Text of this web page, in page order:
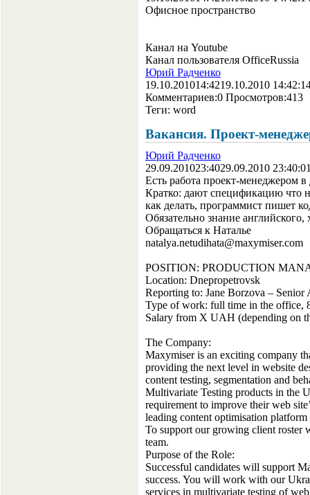
Офисное пространство
Канал на Youtube
Канал пользователя OfficeRussia
Юрий Радченко
19.10.201014:4219.10.2010
Комментариев:0 Просмотров:413
Теги: word
Вакансия. Проект-
Юрий Радченко
29.09.201023:4029.09.2010
Есть работа проект-менеджером
Кратко: дают спецификацию что
как делать, программист пишет
Обязательно знание
Обращаться к Наталье
natalya.netudihata@maxymiser.com
POSITION: PRODUCTION
Location: Dnepropetrovsk
Reporting to: Jane Borzova – Senior
Type of work: full time in the office,
Salary from X UAH (depending on
The Company:
Maxymiser is an exciting company
providing the next level in website
content testing, segmentation and
Multivariate Testing products in the
requirement to improve their web
leading content optimisation
To support our growing client roster
team.
Purpose of the Role:
Successful candidates will support
success. You will work with our
services in multivariate testing of